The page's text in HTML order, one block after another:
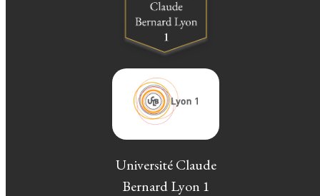
Université Claude
Bernard Lyon 1